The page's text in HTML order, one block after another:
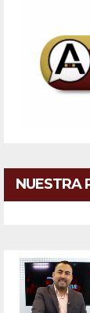
NUESTRA